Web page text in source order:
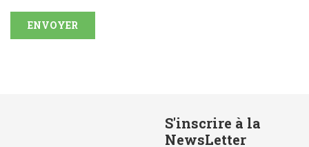
ENVOYER
S'inscrire à la
NewsLetter